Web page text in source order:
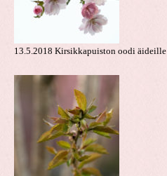
13.5.2018 Kirsikkapuiston oodi äideille